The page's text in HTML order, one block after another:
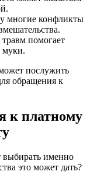
многие конфликты
помогает
муки.
послужить
обращения к
к платному
выбирать именно
это может дать?